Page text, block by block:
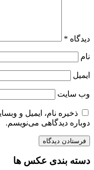
دیدگاه *
نام
ایمیل
وب‌ سایت
ذخیره نام، ایمیل و
دوباره دیدگاهی می‌نویسم.
دسته بندی عکس ها